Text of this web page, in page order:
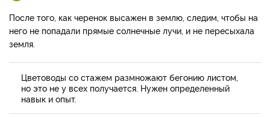
После того, как черенок высажен в землю, следим, чтобы на
него не попадали прямые солнечные лучи, и не пересыхала
земля.
Цветоводы со стажем размножают бегонию листом,
но это не у всех получается. Нужен определенный
навык и опыт.